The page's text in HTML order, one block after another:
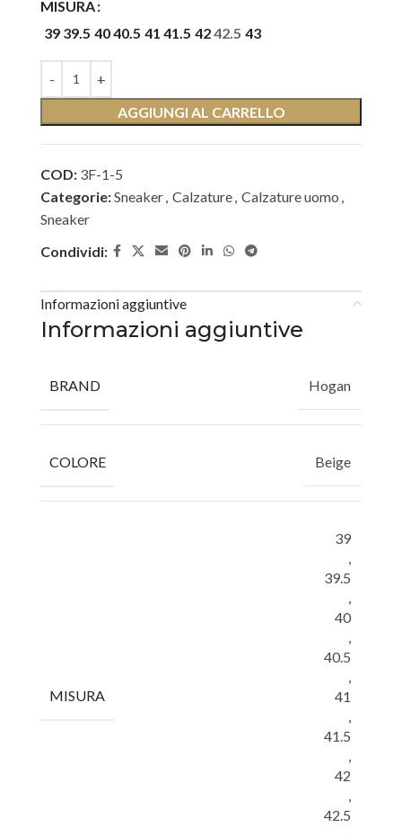
MISURA
39 39.5 4040.5 41 41.5 4242.5 43
AGGIUNGI AL CARRELLO
COD: 3F-1-5
Categorie:Sneaker, Calzature, Calzature uomo ,
Sneaker
Condividi:
Informazioni aggiuntive
Informazioni aggiuntive
BRAND Hogan
COLORE Beige
MISURA
39
,
39.5
,
40
,
40.5
,
41
,
41.5
,
42
,
42.5